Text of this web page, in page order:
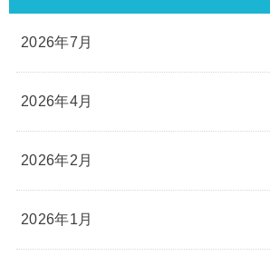
2026年7月
2026年4月
2026年2月
2026年1月